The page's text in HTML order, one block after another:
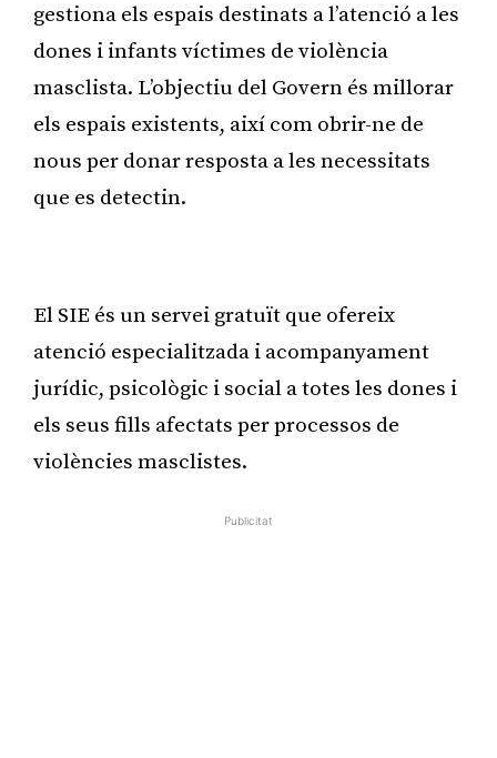
gestiona els espais destinats a l’atenció a les
dones i infants víctimes de violència
masclista. L’objectiu del Govern és millorar
els espais existents, així com obrir-ne de
nous per donar resposta a les necessitats
que es detectin.
El SIE és un servei gratuït que ofereix
atenció especialitzada i acompanyament
jurídic, psicològic i social a totes les dones i
els seus fills afectats per processos de
violències masclistes.
Publicitat